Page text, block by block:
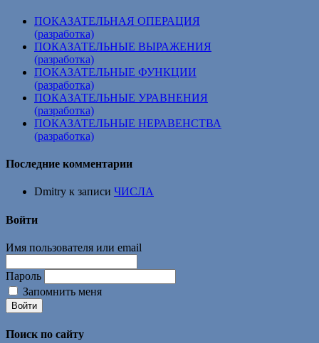
ПОКАЗАТЕЛЬНАЯ ОПЕРАЦИЯ
(разработка)
ПОКАЗАТЕЛЬНЫЕ ВЫРАЖЕНИЯ
(разработка)
ПОКАЗАТЕЛЬНЫЕ ФУНКЦИИ
(разработка)
ПОКАЗАТЕЛЬНЫЕ УРАВНЕНИЯ
(разработка)
ПОКАЗАТЕЛЬНЫЕ НЕРАВЕНСТВА
(разработка)
Последние комментарии
Dmitry к записи ЧИСЛА
Войти
Имя пользователя или email
Пароль
Запомнить меня
Войти
Поиск по сайту